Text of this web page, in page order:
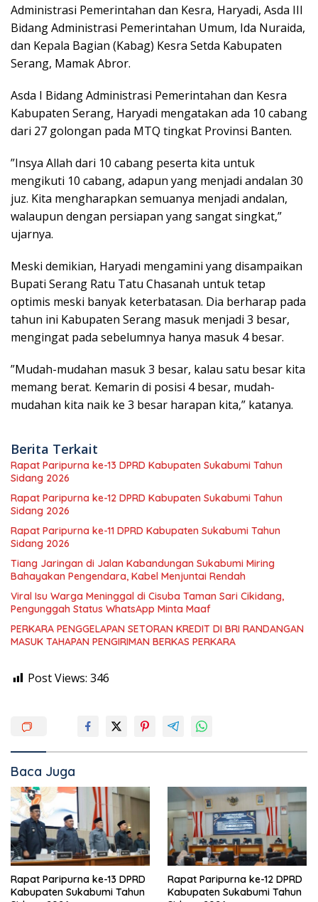
Administrasi Pemerintahan dan Kesra, Haryadi, Asda III
Bidang Administrasi Pemerintahan Umum, Ida Nuraida,
dan Kepala Bagian (Kabag) Kesra Setda Kabupaten
Serang, Mamak Abror.
Asda I Bidang Administrasi Pemerintahan dan Kesra
Kabupaten Serang, Haryadi mengatakan ada 10 cabang
dari 27 golongan pada MTQ tingkat Provinsi Banten.
”Insya Allah dari 10 cabang peserta kita untuk
mengikuti 10 cabang, adapun yang menjadi andalan 30
juz. Kita mengharapkan semuanya menjadi andalan,
walaupun dengan persiapan yang sangat singkat,”
ujarnya.
Meski demikian, Haryadi mengamini yang disampaikan
Bupati Serang Ratu Tatu Chasanah untuk tetap
optimis meski banyak keterbatasan. Dia berharap pada
tahun ini Kabupaten Serang masuk menjadi 3 besar,
mengingat pada sebelumnya hanya masuk 4 besar.
”Mudah-mudahan masuk 3 besar, kalau satu besar kita
memang berat. Kemarin di posisi 4 besar, mudah-
mudahan kita naik ke 3 besar harapan kita,” katanya.
Berita Terkait
Rapat Paripurna ke-13 DPRD Kabupaten Sukabumi Tahun
Sidang 2026
Rapat Paripurna ke-12 DPRD Kabupaten Sukabumi Tahun
Sidang 2026
Rapat Paripurna ke-11 DPRD Kabupaten Sukabumi Tahun
Sidang 2026
Tiang Jaringan di Jalan Kabandungan Sukabumi Miring
Bahayakan Pengendara, Kabel Menjuntai Rendah
Viral Isu Warga Meninggal di Cisuba Taman Sari Cikidang,
Pengunggah Status WhatsApp Minta Maaf
PERKARA PENGGELAPAN SETORAN KREDIT DI BRI RANDANGAN
MASUK TAHAPAN PENGIRIMAN BERKAS PERKARA
Post Views: 346
Baca Juga
Rapat Paripurna ke-13 DPRD
Kabupaten Sukabumi Tahun
Rapat Paripurna ke-12 DPRD
Kabupaten Sukabumi Tahun